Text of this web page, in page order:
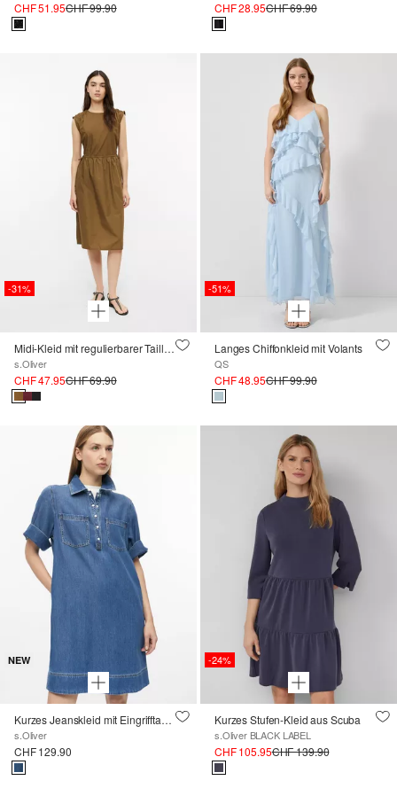
CHF 51.95CHF 99.90 CHF 28.95CHF 69.90
-31%
Midi-Kleid mit regulierbarer Taille und Seitentaschen
s.Oliver
CHF 47.95CHF 69.90
-51%
Langes Chiffonkleid mit Volants
QS
CHF 48.95CHF 99.90
NEW
Kurzes Jeanskleid mit Eingrifftaschen
s.Oliver
CHF 129.90
-24%
Kurzes Stufen-Kleid aus Scuba
s.Oliver BLACK LABEL
CHF 105.95CHF 139.90